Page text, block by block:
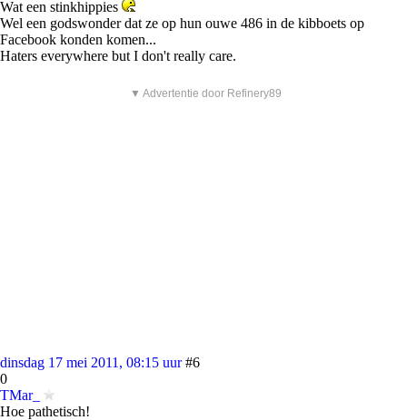
Wat een stinkhippies
Wel een godswonder dat ze op hun ouwe 486 in de kibboets op
Facebook konden komen...
Haters everywhere but I don't really care.
▼ Advertentie door Refinery89
dinsdag 17 mei 2011, 08:15 uur #6
0
TMar_
Hoe pathetisch!